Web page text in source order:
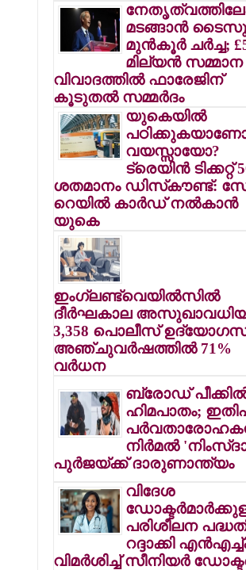
മടങ്ങാന്‍
മുന്‍കൂര്‍ ചര്‍ച്ച;
മില്യന്‍ സമ്മാന
വിവാദത്തില്‍ ഫാരേജിന്
കൂടുതല്‍ സമ്മര്‍ദം
യുകെയില്‍
വയസ്സായോ?
ട്രെയിന്‍ ടിക്കറ്റ്
ശതമാനം ഡിസ്‌കൗണ്ട്:
റെയില്‍ കാര്‍ഡ് നല്‍കാന്‍
യുകെ
ഇംഗ്ലണ്ട്‌വെയില്‍സില്‍
ദീര്‍ഘകാല
3,358 പൊലീസ്
അഞ്ചുവര്‍ഷത്തില്‍ 71%
വര്‍ധന
ബ്രോഡ്
ഹിമപാതം;
നിര്‍മല്‍
പുര്‍ജയ്ക്ക് ദാരുണാന്ത്യം
വിദേശ
പരിശീലന
റദ്ദാക്കി
വിമര്‍ശിച്ച് സീനിയര്‍